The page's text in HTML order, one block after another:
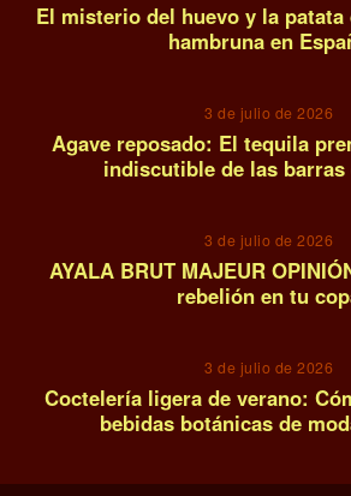
El misterio del huevo y la
hambruna en
3 de julio de 2026
Agave reposado: El tequila
indiscutible de las
3 de julio de 2026
AYALA BRUT MAJEUR
rebelión en tu
3 de julio de 2026
Coctelería ligera de verano:
bebidas botánicas de